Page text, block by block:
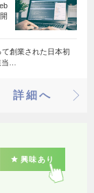
創業された日本初
…
詳細へ
興味あり